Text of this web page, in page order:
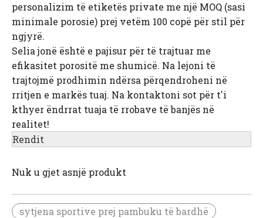
personalizim të etiketës private me një MOQ (sasi
minimale porosie) prej vetëm 100 copë për stil për
ngjyrë.
Selia jonë është e pajisur për të trajtuar me
efikasitet porositë me shumicë. Na lejoni të
trajtojmë prodhimin ndërsa përqendroheni në
rritjen e markës tuaj. Na kontaktoni sot për t'i
kthyer ëndrrat tuaja të rrobave të banjës në
realitet!
Rendit
Nuk u gjet asnjë produkt
sytjena sportive prej pambuku të bardhë